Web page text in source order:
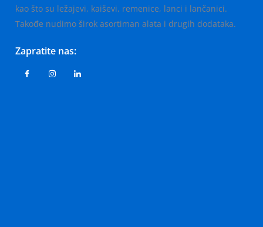
kao što su ležajevi, kaiševi, remenice, lanci i lančanici.
Takođe nudimo širok asortiman alata i drugih dodataka.
Zapratite nas: